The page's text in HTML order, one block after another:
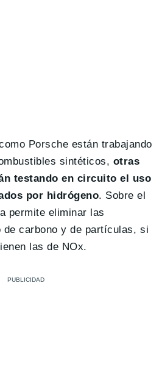
Porsche están trabajando
sintéticos, otras
testando en circuito el uso
por hidrógeno. Sobre el
permite eliminar las
de carbono y de partículas, si
las de NOx.